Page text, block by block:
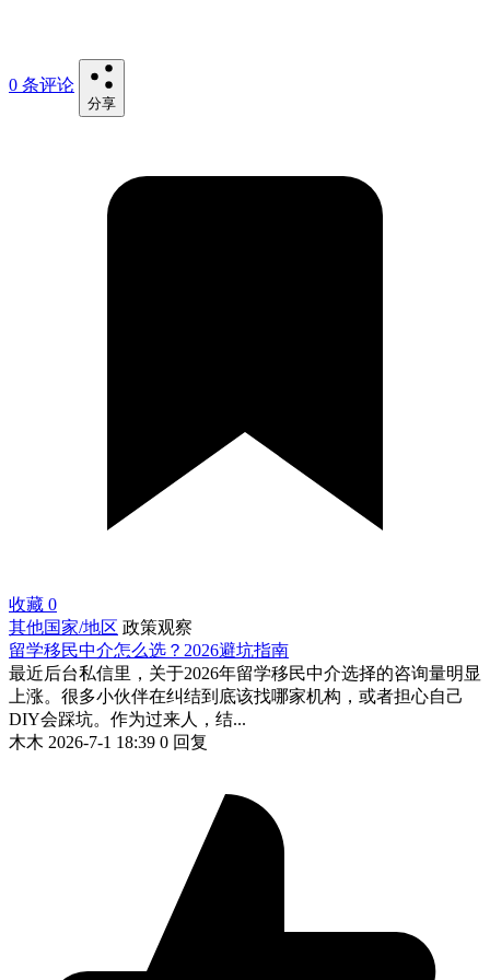
0 条评论
分享
收藏 0
其他国家/地区 政策观察
留学移民中介怎么选？2026避坑指南
最近后台私信里，关于2026年留学移民中介选择的咨询量明显
上涨。很多小伙伴在纠结到底该找哪家机构，或者担心自己
DIY会踩坑。作为过来人，结...
木木 2026-7-1 18:39 0 回复